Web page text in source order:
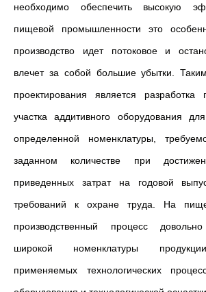
необходимо обеспечить высокую
пищевой промышленности это
производство идет потоковое и
влечет за собой большие убытки.
проектирования является
участка аддитивного оборудования
определенной номенклатуры,
заданном количестве при
приведенных затрат на годовой
требований к охране труда. На
производственный процесс
широкой номенклатуры продукции
применяемых технологических